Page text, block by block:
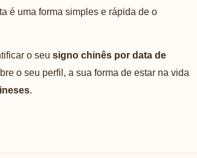
é uma forma simples e rápida de o
o seu signo chinês por data de
o seu perfil, a sua forma de estar na vida
.